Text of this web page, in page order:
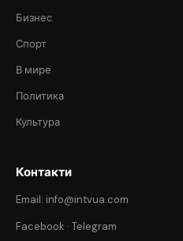
Бизнес
Спорт
В мире
Политика
Культура
Контакти
Email: info@intvua.com
Facebook · Telegram